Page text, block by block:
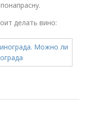
делать вино: